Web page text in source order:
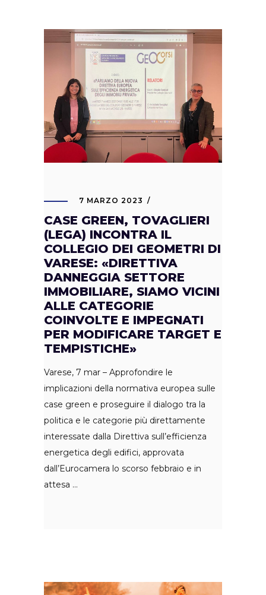
7 MARZO 2023
CASE GREEN, TOVAGLIERI
(LEGA) INCONTRA IL
COLLEGIO DEI GEOMETRI DI
VARESE: «DIRETTIVA
DANNEGGIA SETTORE
IMMOBILIARE, SIAMO VICINI
ALLE CATEGORIE
COINVOLTE E IMPEGNATI
PER MODIFICARE TARGET E
TEMPISTICHE»
Varese, 7 mar – Approfondire le
implicazioni della normativa europea sulle
case green e proseguire il dialogo tra la
politica e le categorie più direttamente
interessate dalla Direttiva sull’efficienza
energetica degli edifici, approvata
dall’Eurocamera lo scorso febbraio e in
attesa